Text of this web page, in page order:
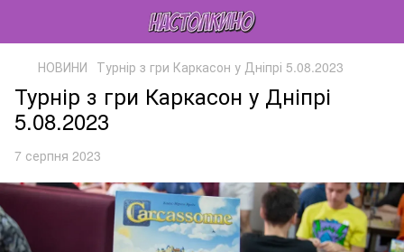
НОВИНИ Турнір з гри Каркасон у Дніпрі 5.08.2023
Турнір з гри Каркасон у Дніпрі
5.08.2023
7 серпня 2023